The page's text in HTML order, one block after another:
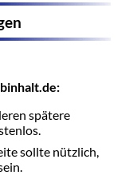
spätere
sollte nützlich,